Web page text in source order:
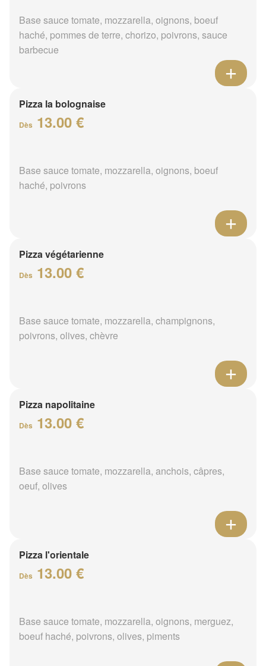
Base sauce tomate, mozzarella, oignons, boeuf
haché, pommes de terre, chorizo, poivrons, sauce
barbecue
Pizza la bolognaise
Dès 13.00 €
Base sauce tomate, mozzarella, oignons, boeuf
haché, poivrons
Pizza végétarienne
Dès 13.00 €
Base sauce tomate, mozzarella, champignons,
poivrons, olives, chèvre
Pizza napolitaine
Dès 13.00 €
Base sauce tomate, mozzarella, anchois, câpres,
oeuf, olives
Pizza l'orientale
Dès 13.00 €
Base sauce tomate, mozzarella, oignons, merguez,
boeuf haché, poivrons, olives, piments